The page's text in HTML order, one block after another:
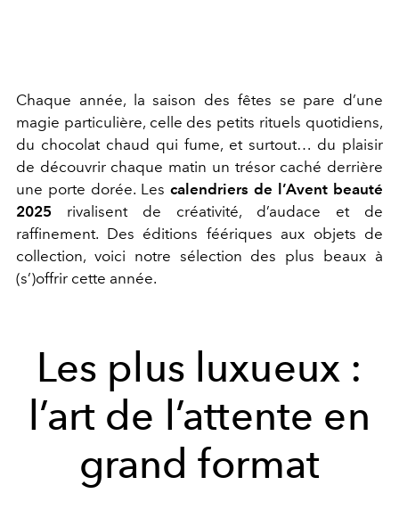
Chaque année, la saison des fêtes se pare d’une
magie particulière, celle des petits rituels quotidiens,
du chocolat chaud qui fume, et surtout… du plaisir
de découvrir chaque matin un trésor caché derrière
une porte dorée. Les calendriers de l’Avent beauté
2025 rivalisent de créativité, d’audace et de
raffinement. Des éditions féériques aux objets de
collection, voici notre sélection des plus beaux à
(s’)offrir cette année.
Les plus luxueux :
l’art de l’attente en
grand format